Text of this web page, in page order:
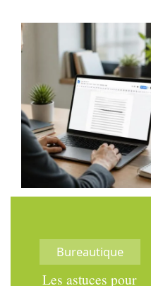
Bureautique
Les astuces pour